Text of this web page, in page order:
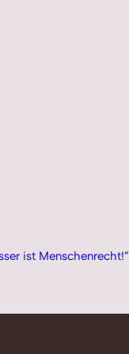
ist Menschenrecht!”